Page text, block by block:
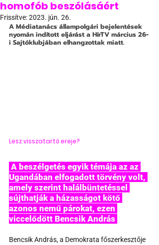
homofób beszólásáért
Frissítve:2023. jún. 26.
A Médiatanács állampolgári bejelentések
nyomán indított eljárást a HírTV március 26-
i Sajtóklubjában elhangzottak miatt.
Lesz visszatartó ereje?
Ugandában elfogadott törvény volt,
amely szerint halálbüntetéssel
sújthatják a házasságot kötő
azonos nemű párokat, ezen
viccelődött Bencsik András
Bencsik András, a Demokrata főszerkesztője